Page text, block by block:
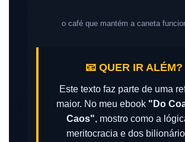
o café que mantém a caneta
📧 QUER IR ALÉM?
Este texto faz parte de uma
maior. No meu ebook "Do
Caos", mostro como a
meritocracia e dos